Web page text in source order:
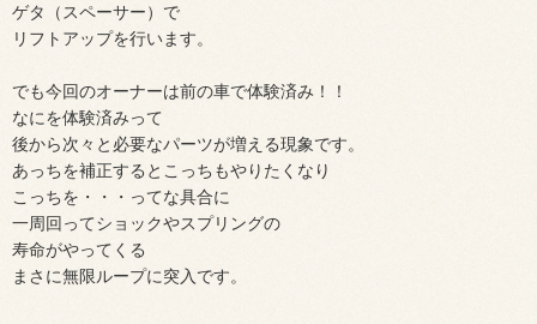
ゲタ（スペーサー）で
リフトアップを行います。
でも今回のオーナーは前の車で体験済み！！
なにを体験済みって
後から次々と必要なパーツが増える現象です。
あっちを補正するとこっちもやりたくなり
こっちを・・・ってな具合に
一周回ってショックやスプリングの
寿命がやってくる
まさに無限ループに突入です。